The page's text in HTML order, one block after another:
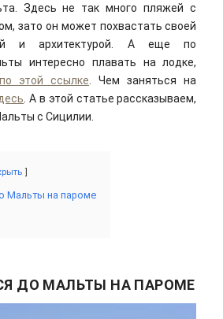
Здесь не так много пляжей с
зато он может похвастать своей
и архитектурой. А еще по
интересно плавать на лодке,
этой ссылке . Чем заняться на
. А в этой статье рассказываем,
с Сицилии.
Мальты на пароме
ДО МАЛЬТЫ НА ПАРОМЕ